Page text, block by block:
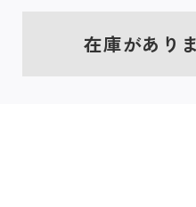
在庫があり